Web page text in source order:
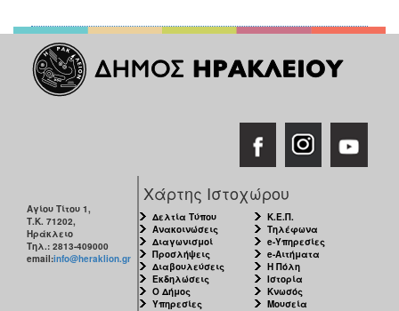
Αγίου Τίτου 1,
Τ.Κ. 71202,
Ηράκλειο
Τηλ.: 2813-409000
email:info@heraklion.gr
Χάρτης Ιστοχώρου
Δελτία Τύπου
Ανακοινώσεις
Διαγωνισμοί
Προσλήψεις
Διαβουλεύσεις
Εκδηλώσεις
Ο Δήμος
Υπηρεσίες
Κ.Ε.Π.
Τηλέφωνα
e-Υπηρεσίες
e-Αιτήματα
Η Πόλη
Ιστορία
Κνωσός
Μουσεία